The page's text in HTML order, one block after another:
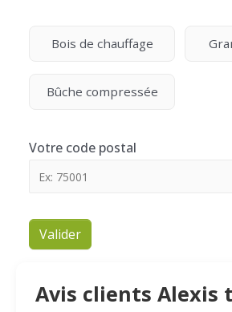
Bois de chauffage
Bûche compressée
Votre code postal
Valider
Avis clients Alexis